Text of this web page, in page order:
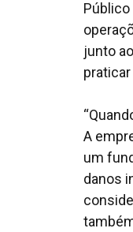
Público
junto
A
um
danos